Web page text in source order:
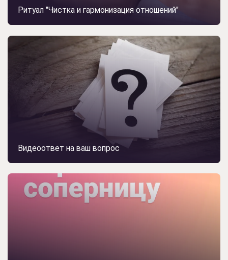
Ритуал "Чистка и гармонизация отношений"
Видеоответ на ваш вопрос